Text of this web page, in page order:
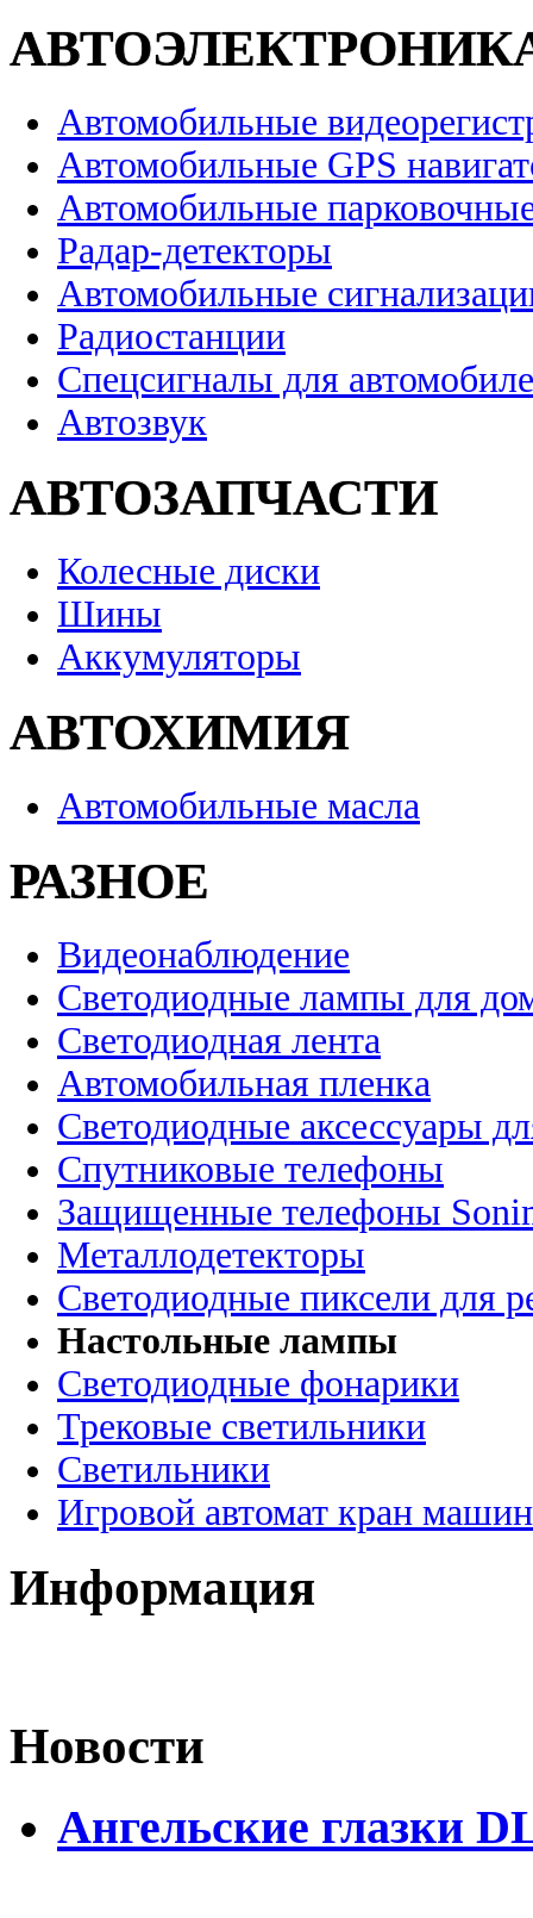
Автомобильные
Автомобильные GPS
Автомобильные
Радар-детекторы
Автомобильные
Радиостанции
Спецсигналы для
Автозвук
АВТОЗАПЧАСТИ
Колесные диски
Шины
Аккумуляторы
АВТОХИМИЯ
Автомобильные масла
РАЗНОЕ
Видеонаблюдение
Светодиодные лампы для
Светодиодная лента
Автомобильная пленка
Светодиодные аксессуары
Спутниковые телефоны
Защищенные телефоны
Металлодетекторы
Светодиодные пиксели для
Настольные лампы
Светодиодные фонарики
Трековые светильники
Светильники
Игровой автомат кран
Информация
Новости
Ангельские глазки